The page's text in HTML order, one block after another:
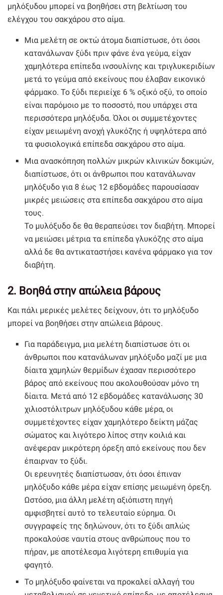
μηλόξυδου μπορεί να βοηθήσει στη βελτίωση του
ελέγχου του σακχάρου στο αίμα.
Μια μελέτη σε οκτώ άτομα διαπίστωσε, ότι όσοι
κατανάλωναν ξύδι πριν φάνε ένα γεύμα, είχαν
χαμηλότερα επίπεδα ινσουλίνης και τριγλυκεριδίων
μετά το γεύμα από εκείνους που έλαβαν εικονικό
φάρμακο. Το ξύδι περιείχε 6 % οξικό οξύ, το οποίο
είναι παρόμοιο με το ποσοστό, που υπάρχει στα
περισσότερα μηλόξυδα. Όλοι οι συμμετέχοντες
είχαν μειωμένη ανοχή γλυκόζης ή υψηλότερα από
τα φυσιολογικά επίπεδα σακχάρου στο αίμα.
Μια ανασκόπηση πολλών μικρών κλινικών δοκιμών,
διαπίστωσε, ότι οι άνθρωποι που κατανάλωναν
μηλόξυδο για 8 έως 12 εβδομάδες παρουσίασαν
μικρές μειώσεις στα επίπεδα σακχάρου στο αίμα
τους.
Το μυλόξυδο δε θα θεραπεύσει τον διαβήτη. Μπορεί
να μειώσει μέτρια τα επίπεδα γλυκόζης στο αίμα
αλλά δε θα αντικαταστήσει κανένα φάρμακο για τον
διαβήτη.
2. Βοηθά στην απώλεια βάρους
Και πάλι μερικές μελέτες δείχνουν, ότι το μηλόξυδο
μπορεί να βοηθήσει στην απώλεια βάρους.
Για παράδειγμα, μια μελέτη διαπίστωσε ότι οι
άνθρωποι που κατανάλωναν μηλόξυδο μαζί με μια
δίαιτα χαμηλών θερμίδων έχασαν περισσότερο
βάρος από εκείνους που ακολουθούσαν μόνο τη
δίαιτα. Μετά από 12 εβδομάδες κατανάλωσης 30
χιλιοστόλιτρων μηλόξυδου κάθε μέρα, οι
συμμετέχοντες είχαν χαμηλότερο δείκτη μάζας
σώματος και λιγότερο λίπος στην κοιλιά και
ανέφεραν μικρότερη όρεξη από εκείνους που δεν
έπαιρναν το ξύδι.
Οι ερευνητές διαπίστωσαν, ότι όσοι έπιναν
μηλόξυδο κάθε μέρα είχαν επίσης μειωμένη όρεξη.
Ωστόσο, μια άλλη μελέτη αξιόπιστη πηγή
αμφισβητεί αυτό το τελευταίο εύρημα. Οι
συγγραφείς της δηλώνουν, ότι το ξύδι απλώς
προκαλούσε ναυτία στους ανθρώπους που το
πήραν, με αποτέλεσμα λιγότερη επιθυμία για
φαγητό.
Το μηλόξυδο φαίνεται να προκαλεί αλλαγή του